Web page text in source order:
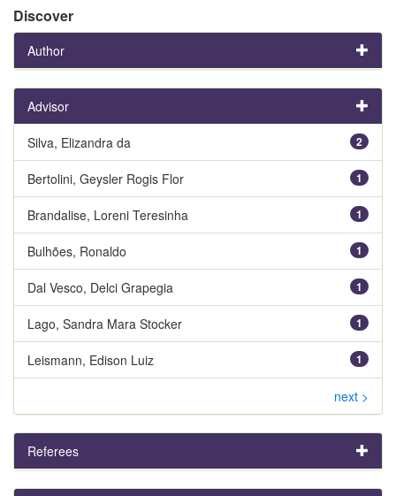
Discover
Author
Advisor
2
Silva, Elizandra da
1
Bertolini, Geysler Rogis Flor
1
Brandalise, Loreni Teresinha
1
Bulhões, Ronaldo
1
Dal Vesco, Delci Grapegia
1
Lago, Sandra Mara Stocker
1
Leismann, Edison Luiz
next >
Referees